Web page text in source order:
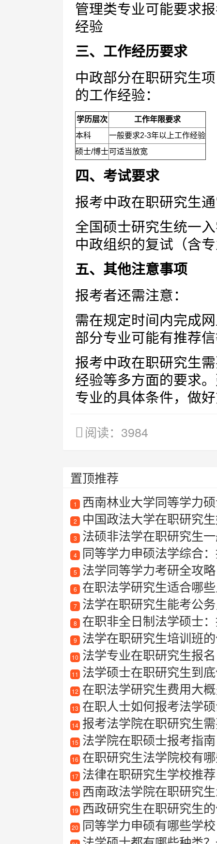
管理类专业可能要求
经验
三、工作经历要求
中政部分在职研究生
的工作经验：
学历层次
工作年限要求
本科
一般要求2-3年以上工作经验
硕士/博士可适当放宽
四、考试要求
报考中政在职研究生
全国硕士研究生统一
中政组织的复试（含
五、其他注意事项
报考者还需注意：
需在规定时间内完成
部分专业可能有推荐
报考中政在职研究生
经验等多方面的要求
专业的具体条件，做
阅读：3984
置顶推荐
1 西南林业大学同等学力
2 中国政法大学在职研究
3 法硕非法学在职研究生
4 同等学力申硕法学综合
5 法学同等学力考研全攻略
6 在职法学研究生适合哪
7 法学在职研究生能考公
8 在职非全日制法学硕士：
9 法学在职研究生培训班
10 法学专业在职研究生报名
11 法学硕士在职研究生到
12 在职法学研究生费用大
13 在职人士如何报考法学
14 报考法学院在职研究生需
15 法学院在职硕士报考指
16 在职研究生法学院校有
17 法律在职研究生学校推荐
18 西南政法学院在职研究
19 西政研究生在职研究生
20 同等学力申硕有哪些学校